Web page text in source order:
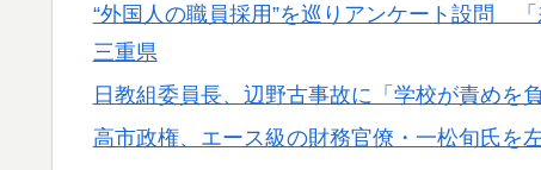
▶ 【伝説の100得点、いまだ都市伝説扱い】海
▶ 【MLB】村上宗隆とルイス・アラエスの指標
てくれ」
▶ 【海外の反応】韓国が日本による竹島の領有
“外国人の職員採用”を巡りアンケート設問
三重県
日教組委員長、辺野古事故に「学校が責め
高市政権、エース級の財務官僚・一松旬氏を